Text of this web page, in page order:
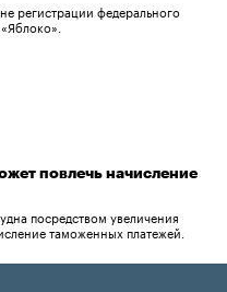
регистрации федерального
повлечь начисление
посредством увеличения
таможенных платежей.